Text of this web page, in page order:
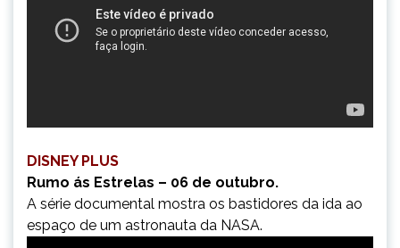
DISNEY PLUS
Rumo ás Estrelas – 06 de outubro.
A série documental mostra os bastidores da ida ao
espaço de um astronauta da NASA.